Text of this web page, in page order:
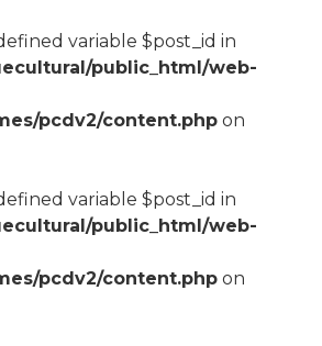
variable $post_id in
public_html/web-
pcdv2/content.phpon
variable $post_id in
public_html/web-
pcdv2/content.phpon